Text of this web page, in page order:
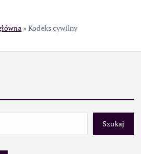
»Kodeks cywilny
Szukaj